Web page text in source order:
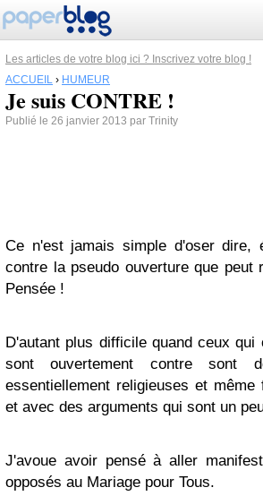
Les articles de votre blog ici ? Inscrivez votre blog !
ACCUEIL › HUMEUR
Je suis CONTRE !
Publié le 26 janvier 2013 par Trinity
Ce n'est jamais simple d'oser dire,
contre la pseudo ouverture que peut
Pensée !
D'autant plus difficile quand ceux qui
sont ouvertement contre sont
essentiellement religieuses et même
et avec des arguments qui sont un
J'avoue avoir pensé à aller
opposés au Mariage pour Tous.